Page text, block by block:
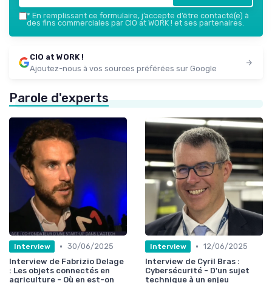
* En remplissant ce formulaire, j’accepte d’être contacté(e) à
des fins commerciales par CIO at WORK ! et ses partenaires.
CIO at WORK !
Ajoutez-nous à vos sources préférées sur Google
Parole d'experts
Interview • 30/06/2025
Interview de Fabrizio Delage
: Les objets connectés en
agriculture - Où en est-on
Interview • 12/06/2025
Interview de Cyril Bras :
Cybersécurité - D'un sujet
technique à un enjeu